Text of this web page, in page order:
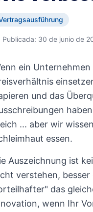
Publicada: 30 de junio de
ein
und das
... aber wir
essen.
Auszeichnung ist
verstehen,
das
wenn Ihr